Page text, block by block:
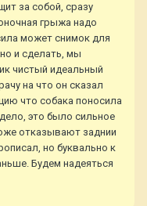
за собой, сразу
грыжа надо
может снимок для
и сделать, мы
чистый идеальный
на что он сказал
что собака поносила
это было сильное
отказывают заднии
но буквально к
Будем надеяться